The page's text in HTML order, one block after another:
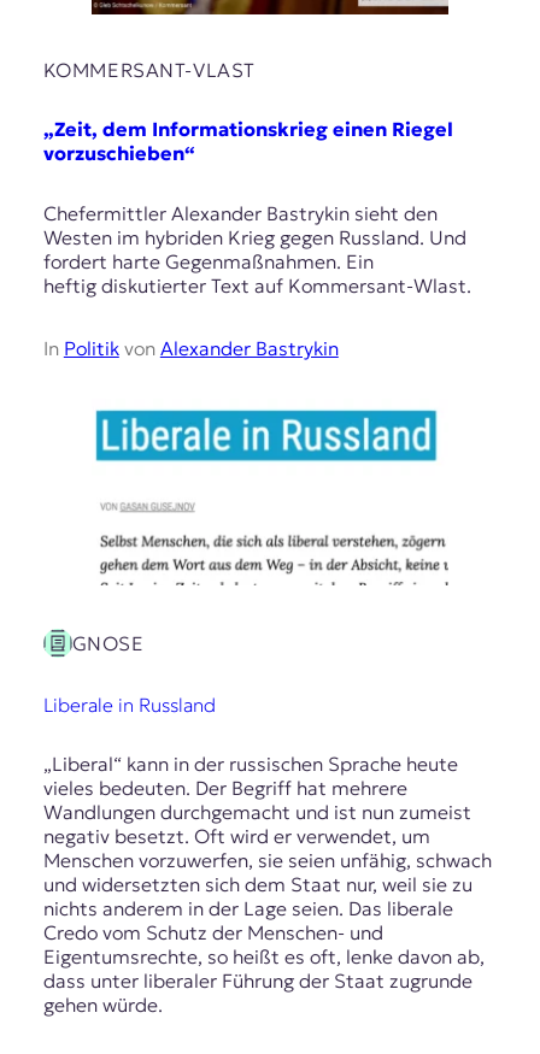
KOMMERSANT-VLAST
„Zeit, dem Informationskrieg einen Riegel
vorzuschieben“
Chefermittler Alexander Bastrykin sieht den
Westen im hybriden Krieg gegen Russland. Und
fordert harte Gegenmaßnahmen. Ein
heftig diskutierter Text auf Kommersant-Wlast.
In Politikvon Alexander Bastrykin
GNOSE
Liberale in Russland
„Liberal“ kann in der russischen Sprache heute
vieles bedeuten. Der Begriff hat mehrere
Wandlungen durchgemacht und ist nun zumeist
negativ besetzt. Oft wird er verwendet, um
Menschen vorzuwerfen, sie seien unfähig, schwach
und widersetzten sich dem Staat nur, weil sie zu
nichts anderem in der Lage seien. Das liberale
Credo vom Schutz der Menschen- und
Eigentumsrechte, so heißt es oft, lenke davon ab,
dass unter liberaler Führung der Staat zugrunde
gehen würde.